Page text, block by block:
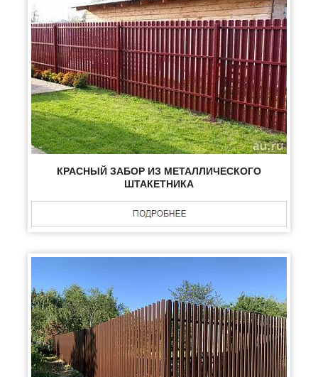
КРАСНЫЙ ЗАБОР ИЗ МЕТАЛЛИЧЕСКОГО
ШТАКЕТНИКА